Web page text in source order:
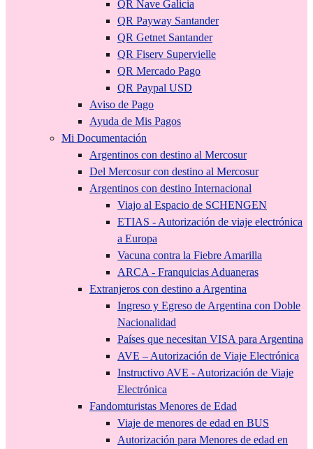
QR Nave Galicia
QR Payway Santander
QR Getnet Santander
QR Fiserv Supervielle
QR Mercado Pago
QR Paypal USD
Aviso de Pago
Ayuda de Mis Pagos
Mi Documentación
Argentinos con destino al Mercosur
Del Mercosur con destino al Mercosur
Argentinos con destino Internacional
Viajo al Espacio de SCHENGEN
ETIAS - Autorización de viaje electrónica
a Europa
Vacuna contra la Fiebre Amarilla
ARCA - Franquicias Aduaneras
Extranjeros con destino a Argentina
Ingreso y Egreso de Argentina con Doble
Nacionalidad
Países que necesitan VISA para Argentina
AVE – Autorización de Viaje Electrónica
Instructivo AVE - Autorización de Viaje
Electrónica
Fandomturistas Menores de Edad
Viaje de menores de edad en BUS
Autorización para Menores de edad en